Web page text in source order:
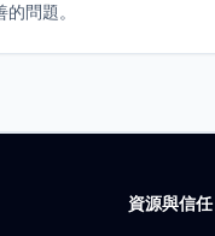
問題。
資源與信任